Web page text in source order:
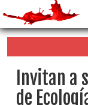
Invitan a
de